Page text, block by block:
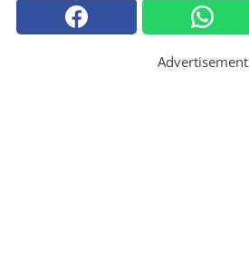
Advertisement